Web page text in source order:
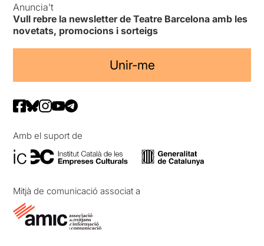
Anuncia’t
Vull rebre la newsletter de Teatre Barcelona amb les
novetats, promocions i sorteigs
Unir-me
Amb el suport de
Mitjà de comunicació associat a